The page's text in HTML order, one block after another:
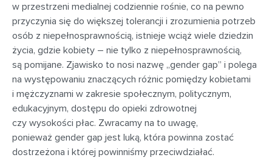
w przestrzeni medialnej codziennie rośnie, co na pewno
przyczynia się do większej tolerancji i zrozumienia potrzeb
osób z niepełnosprawnością, istnieje wciąż wiele dziedzin
życia, gdzie kobiety – nie tylko z niepełnosprawnością,
są pomijane. Zjawisko to nosi nazwę „gender gap” i polega
na występowaniu znaczących różnic pomiędzy kobietami
i mężczyznami w zakresie społecznym, politycznym,
edukacyjnym, dostępu do opieki zdrowotnej
czy wysokości płac. Zwracamy na to uwagę,
ponieważ gender gap jest luką, która powinna zostać
dostrzeżona i której powinniśmy przeciwdziałać.